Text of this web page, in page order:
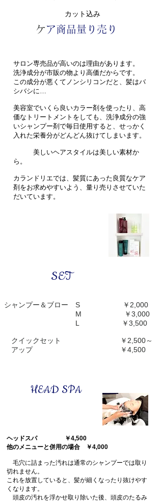
カット込み
​ケア商品量り売り
サロン専売品が高いのは理由があります。
洗浄成分が市販の物より高価だからです。
この成分が悪くてノンシリコンだと、髪はバ
シバシに…
美容室でいくら良いカラー剤を使ったり、高
価なトリートメントをしても、洗浄成分の強
いシャンプー剤で毎日使用すると、せっかく
入れた栄養分がどんどん抜けてしまいます。
美しいヘアスタイルは美しい素材か
ら。
カランドリエでは、髪質にあった良質なケア
剤をお求めやすいよう、量り売りさせていた
だいています。
SET
シャンプー＆ブロー S ￥2,000
M ￥3,000
L ￥3,500
クイックセット ￥2,500～
​ アップ ￥4,500
HEAD SPA
ヘッドスパ ￥4,500
他のメニューと併用の場合 ￥4,000
毛穴に詰まった汚れは通常のシャンプーでは取り
切れません。
これを放置していると、髪が細くなったり抜けやす
くなります。
頭皮の汚れを浮かせ取り除いた後、頭皮のたるみ